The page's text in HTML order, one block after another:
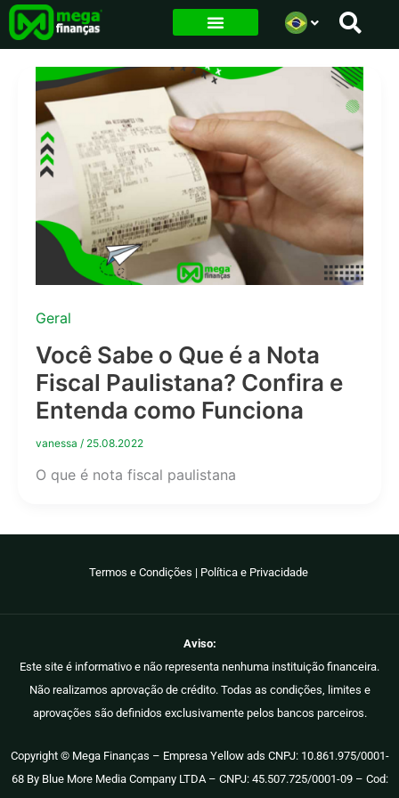
para
conteúdo
Geral
Você Sabe o Que é a Nota
Fiscal Paulistana? Confira e
Entenda como Funciona
vanessa / 25.08.2022
O que é nota fiscal paulistana
Termos e Condições | Política e Privacidade
Aviso:
Este site é informativo e não representa nenhuma instituição financeira.
Não realizamos aprovação de crédito. Todas as condições, limites e
aprovações são definidos exclusivamente pelos bancos parceiros.
Copyright © Mega Finanças – Empresa Yellow ads CNPJ: 10.861.975/0001-
68 By Blue More Media Company LTDA – CNPJ: 45.507.725/0001-09 – Cod: